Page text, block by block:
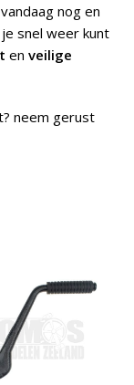
nog en
snel weer kunt
en veilige
neem gerust